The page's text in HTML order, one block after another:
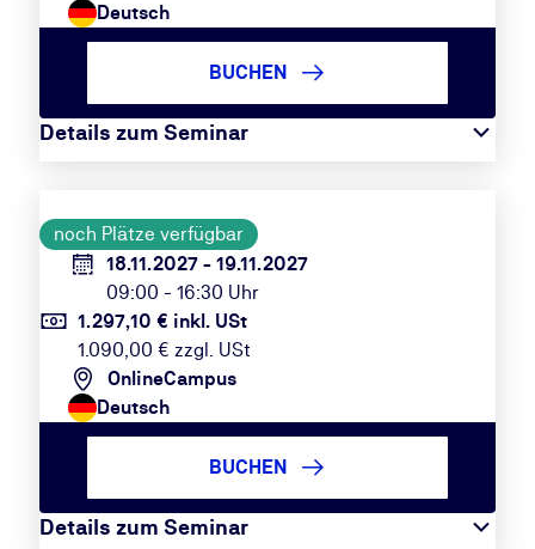
Deutsch
Details zum Seminar
BUCHEN
noch Plätze verfügbar
18.11.2027 - 19.11.2027
09:00 - 16:30 Uhr
1.297,10 € inkl. USt
1.090,00 € zzgl. USt
OnlineCampus
Deutsch
Details zum Seminar
BUCHEN